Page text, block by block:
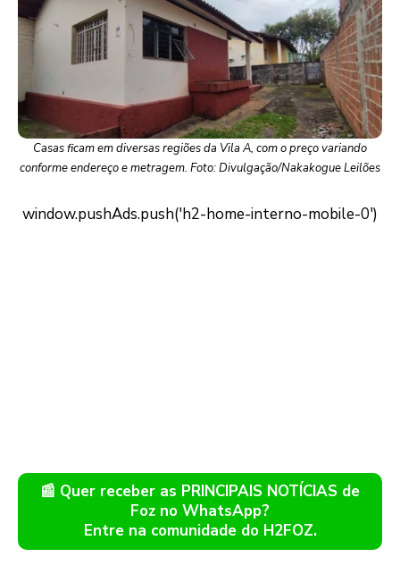
Casas ficam em diversas regiões da Vila A, com o preço variando
conforme endereço e metragem. Foto: Divulgação/Nakakogue Leilões
📰 Quer receber as PRINCIPAIS NOTÍCIAS de
Foz no WhatsApp?
Entre na comunidade do H2FOZ.